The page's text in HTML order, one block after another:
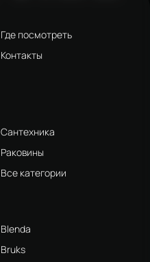
Где посмотреть
Контакты
Сантехника
Раковины
Все категории
Blenda
Bruks